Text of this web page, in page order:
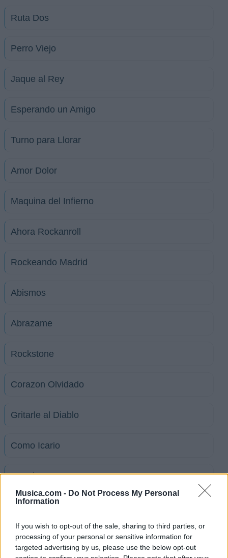
Musica.com - Do Not Process My Personal
Information
If you wish to opt-out of the sale, sharing to third parties, or
processing of your personal or sensitive information for
targeted advertising by us, please use the below opt-out
Ruta Dos
Perro Viejo
Jaque al Rey
Esperando un Amigo
Turno para Llorar
Amor Dolor
Maquina del Infierno
Ahora Rockanroll
Rockeando Madrid
Abismos
Abrazame
Rockstone
Corazon Olvidado
Gritarle al Diablo
Como Icario
Un Minuto,Un Instante
Licor de Mujer
Pajarito Blusero